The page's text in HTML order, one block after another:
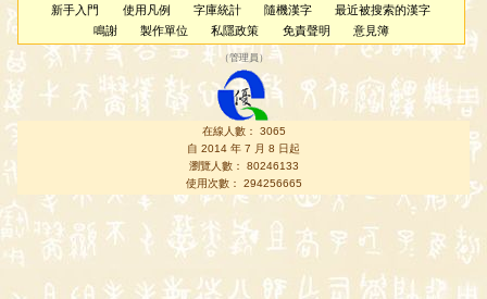
新手入門 使用凡例 字庫統計 隨機漢字
最近被搜索的漢字
鳴謝
製作單位 私隱政策 免責聲明 意見簿
（管理員 ）
在線人數： 3065
自 2014 年 7 月 8 日起
瀏覽人數： 80246133
使用次數： 294256665